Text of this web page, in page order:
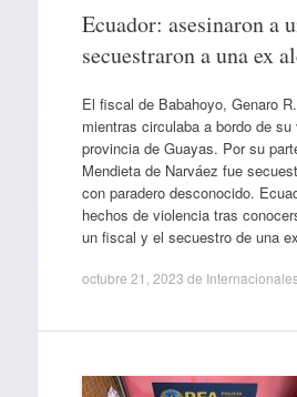
Ecuador: asesinaron a
secuestraron a una ex
El fiscal de Babahoyo, Genaro
mientras circulaba a bordo de
provincia de Guayas. Por su
Mendieta de Narváez fue
con paradero desconocido.
hechos de violencia tras
un fiscal y el secuestro de una
octubre 21, 2023 de